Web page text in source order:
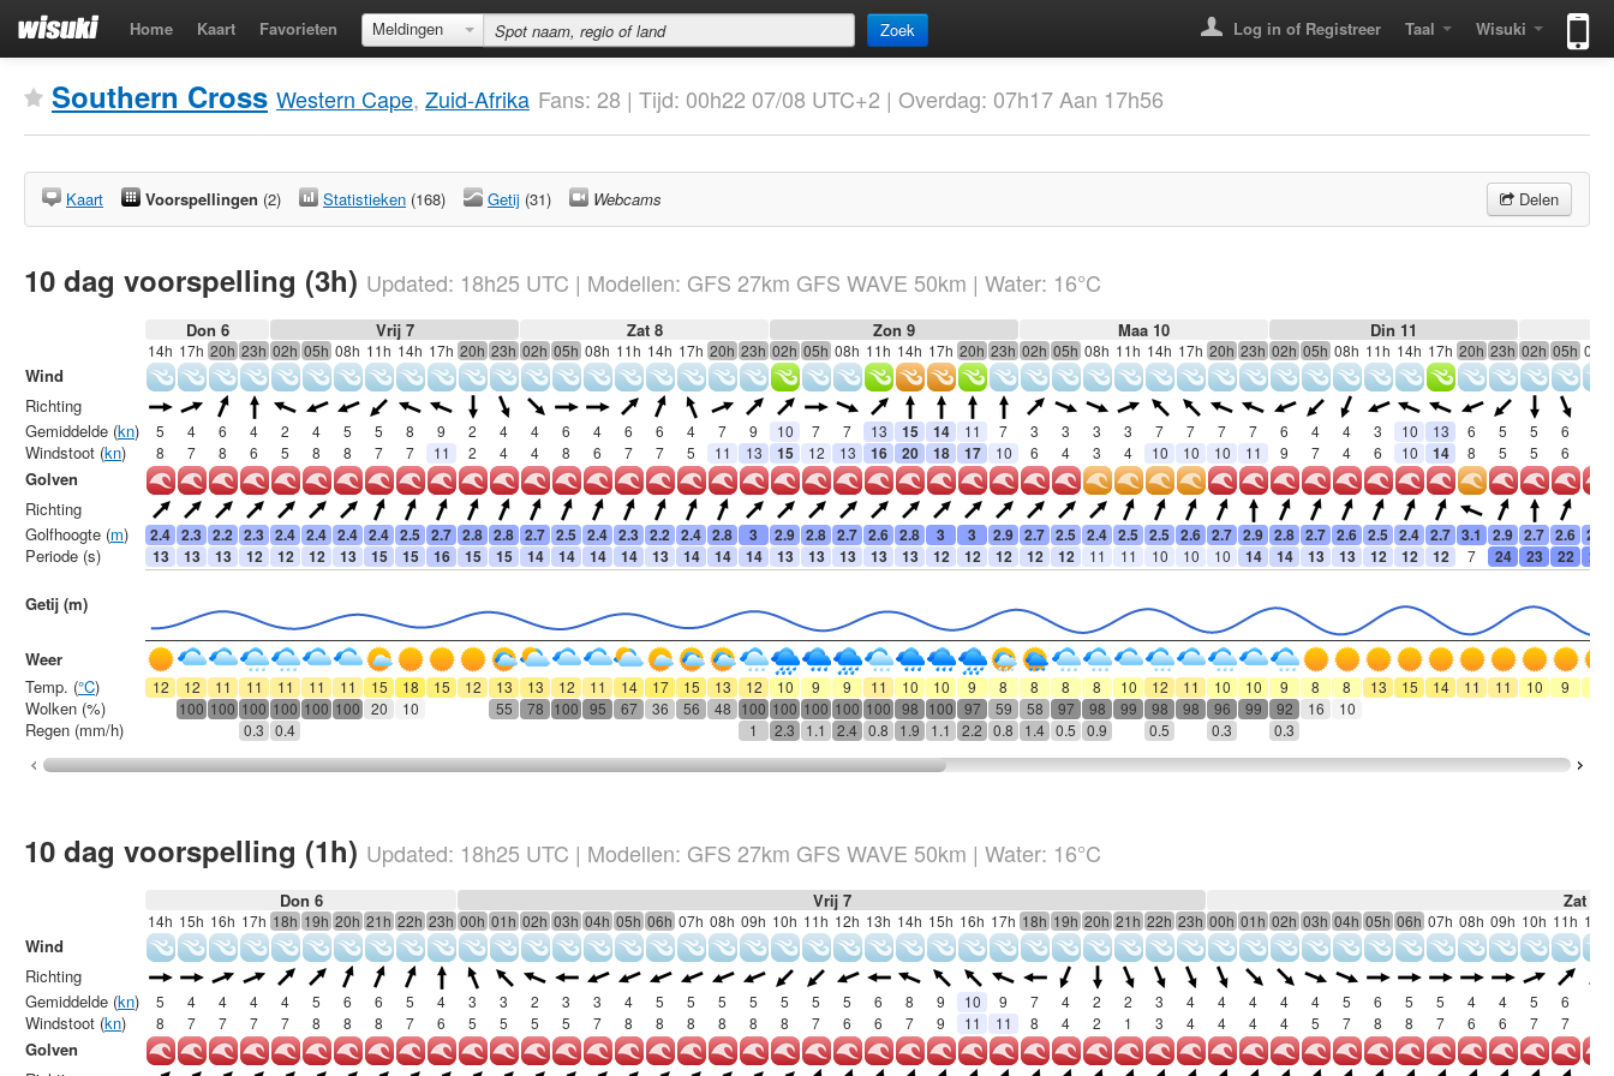
Home Kaart Favorieten Meldingen Zoek Log in of Registreer Taal Wisuki
Southern Cross Western Cape, Zuid-Afrika Fans: 28 | Tijd: 00h22 07/08 UTC+2 | Overdag: 07h17 Aan 17h56
Kaart Voorspellingen (2) Statistieken (168) Getij (31) Webcams Delen
10 dag voorspelling (3h) Updated: 18h25 UTC | Modellen: GFS 27km GFS WAVE 50km | Water: 16°C
Don 6 Vrij 7 Zat 8 Zon 9 Maa 10 Din 11
14h 17h 20h 23h 02h 05h 08h 11h 14h 17h 20h 23h 02h 05h 08h 11h 14h 17h 20h 23h 02h 05h 08h 11h 14h 17h 20h 23h 02h 05h 08h 11h 14h 17h 20h 23h 02h 05h 08h 11h 14h 17h 20h 23h 02h 05h 08h
5 4 6 4 2 4 5 5 8 9 2 4 4 6 4 6 6 4 7 9 10 7 7 13 15 14 11 7 3 3 3 3 7 7 7 7 6 4 4 3 10 13 6 5 5 6
8
7 8 6 5 8 8 7 7 11 2 4 4 8 6 7 7 5 11 13 15 12 13 16 20 18 17 10 6 4 3 4 10 10 10 11 9 7 4 6 10 14 8 5 5 6
2.4 2.3 2.2 2.3 2.4 2.4 2.4 2.4 2.5 2.7 2.8 2.8 2.7 2.5 2.4 2.3 2.2 2.4 2.8 3 2.9 2.8 2.7 2.6 2.8 3 3 2.9 2.7 2.5 2.4 2.5 2.5 2.6 2.7 2.9 2.8 2.7 2.6 2.5 2.4 2.7 3.1 2.9 2.7 2.6 2.6
13
13 13 12 12 12 13 15 15 16 15 15 14 14 14 14 13 14 14 14 13 13 13 13 13 12 12 12 12 12 11 11 10 10 10 14 14 13 13 12 12 12 7 24 23 22 21
12 12 11 11 11 11 11 15 18 15 12 13 13 12 11 14 17 15 13 12 10 9 9 11 10 10 9 8 8 8 8 10 12 11 10 10 9 8 8 13 15 14 11 11 10 9
100 100 100 100 100 100 20 10 55 78 100 95 67 36 56 48 100 100 100 100 100 98 100 97 59 58 97 98 99 98 98 96 99 92 16
10
0.3 0.4 1 2.3 1.1 2.4 0.8 1.9 1.1 2.2 0.8 1.4 0.5 0.9 0.5 0.3 0.3
Wind
Richting
Gemiddelde (kn)
Windstoot (kn)
Golven
Richting
Golfhoogte (m)
Periode (s)
Getij (m)
Weer
Temp. (°C)
Wolken (%)
Regen (mm/h)
10 dag voorspelling (1h) Updated: 18h25 UTC | Modellen: GFS 27km GFS WAVE 50km | Water: 16°C
Don 6 Vrij 7 Zat 8
14h 15h 16h 17h 18h 19h 20h 21h 22h 23h 00h 01h 02h 03h 04h 05h 06h 07h 08h 09h 10h 11h 12h 13h 14h 15h 16h 17h 18h 19h 20h 21h 22h 23h 00h 01h 02h 03h 04h 05h 06h 07h 08h 09h 10h 11h 12h
5 4 4 4 4 5 6 6 5 4 3 3 2 3 3 4 5 5 5 5 5 5 5 6 8 9 10 9 7 4 2 2 3 4 4 4 4 4 5 6 5 5 4 4 5 6
8
7 7 7 7 8 8 8 7 6 5 5 5 5 7 8 8 8 8 8 8 7 6 6 7 9 11 11 8 4 2 1 3 4 4 4 4 5 7 8 8 7 6 6 7 7
Wind
Richting
Gemiddelde (kn)
Windstoot (kn)
Golven